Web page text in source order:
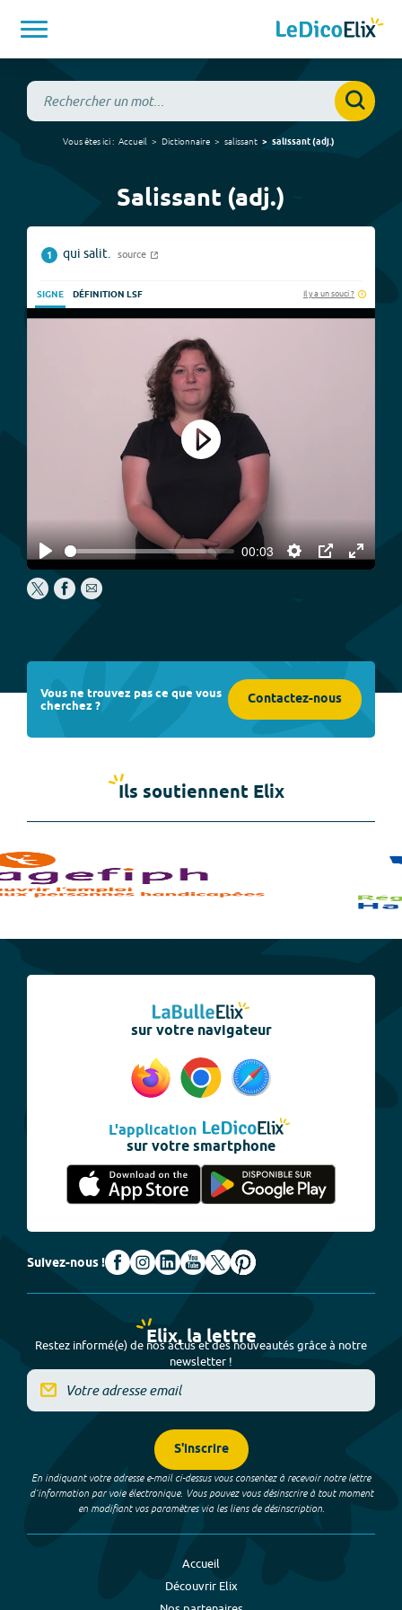
Vous êtes ici : Accueil Dictionnaire salissant salissant(adj.)
Salissant (adj.)
1 qui salit. source
SIGNE DÉFINITION LSF Il y a un souci ?
Play
00:03
Settings
PIP
Enter
Play
Vous ne trouvez pas ce que vous
cherchez ? Contactez-nous
Ils soutiennent Elix
sur votre navigateur
L'application
sur votre smartphone
Suivez-nous !
Elix, la lettre
Restez informé(e) de nos actus et des nouveautés grâce à notre
newsletter !
S'inscrire
En indiquant votre adresse e-mail ci-dessus vous consentez à recevoir notre lettre
d’information par voie électronique. Vous pouvez vous désinscrire à tout moment
en modifiant vos paramètres via les liens de désinscription.
Accueil
Découvrir Elix